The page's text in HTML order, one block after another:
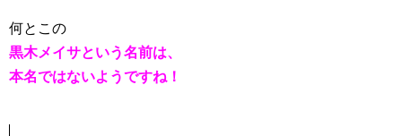
何とこの
黒木メイサという名前は、
本名ではないようですね！